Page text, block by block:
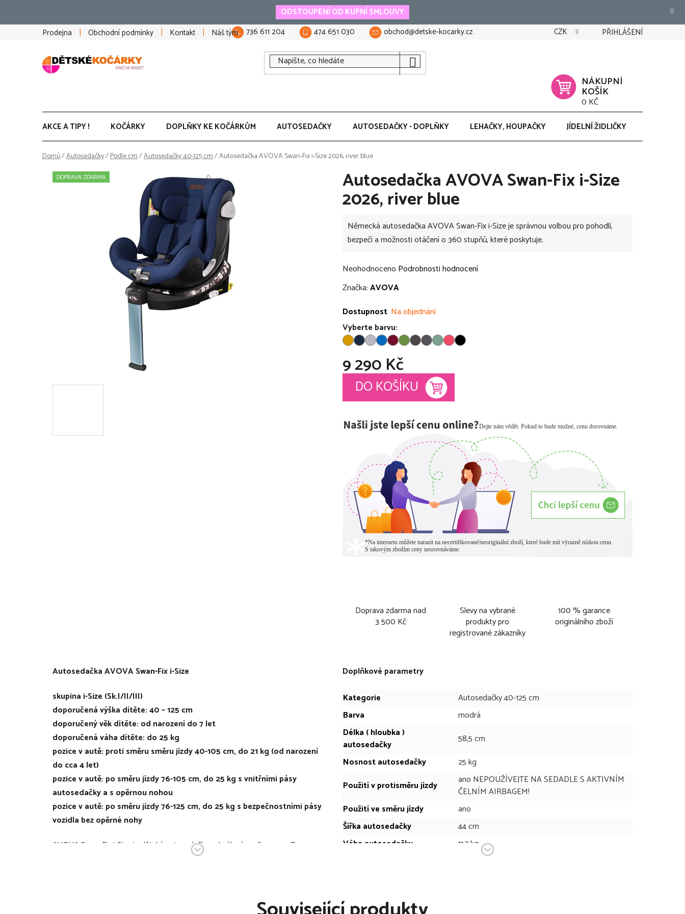
obsah
ODSTOUPENÍ OD KUPNÍ SMLOUVY
Prodejna
Obchodní podmínky Kontakt Náš tým 736 611 204 474 651 030 obchod@detske-kocarky.cz CZK PŘIHLÁŠENÍ
NÁKUPNÍ
KOŠÍK
0 KČ
AKCE A TIPY ! KOČÁRKY DOPLŇKY KE KOČÁRKŮM AUTOSEDAČKY AUTOSEDAČKY - DOPLŇKY LEHAČKY, HOUPAČKY JÍDELNÍ ŽIDLIČKY
Domů/Autosedačky/Podle cm/Autosedačky 40-125 cm/Autosedačka AVOVA Swan-Fix i-Size 2026, river blue
Autosedačka AVOVA Swan-Fix i-Size
2026, river blue
Německá autosedačka AVOVA Swan-Fix i-Size je správnou volbou pro pohodlí,
bezpečí a možnosti otáčení o 360 stupňů, které poskytuje.
Průměrné
hodnocení
je
0,0
z
hvězdiček.
Neohodnoceno Podrobnosti hodnocení
Značka:AVOVA
Dostupnost Na objednání
Vyberte barvu:
9 290 Kč
Měrná cena:
DO KOŠÍKU
Doprava zdarma nad
3 500 Kč
Slevy na vybrané
produkty pro
registrované zákazníky
100 % garance
originálního zboží
DOPRAVA ZDARMA
Autosedačka AVOVA Swan-Fix i-Size
skupina i-Size (Sk.I/II/III)
doporučená výška dítěte: 40 – 125 cm
doporučený věk dítěte: od narození do 7 let
doporučená váha dítěte: do 25 kg
pozice v autě: proti směru směru jízdy 40-105 cm, do 21 kg (od narození
do cca 4 let)
pozice v autě: po směru jízdy 76-105 cm, do 25 kg s vnitřními pásy
autosedačky a s opěrnou nohou
pozice v autě: po směru jízdy 76-125 cm, do 25 kg s bezpečnostními pásy
vozidla bez opěrné nohy
AVOVA Swan-Fix i-Size je dětská autosedačka schválená podle normy R129-
iSize pro děti pro děti s výškou 40-125 cm (přibližně 0-7 let), tedy od narození a
do 125 cm po směru jízdy s pásy vozidla bez opěrné nohy. ISOFIXové konektory
Doplňkové parametry
Kategorie
Autosedačky 40-125 cm
Barva
modrá
Délka ( hloubka )
autosedačky
58,5 cm
Nosnost autosedačky
25 kg
Použití v protisměru jízdy
ano NEPOUŽÍVEJTE NA SEDADLE S AKTIVNÍM
ČELNÍM AIRBAGEM!
Použití ve směru jízdy
ano
Šířka autosedačky
44 cm
Váha autosedačky
11,7 kg